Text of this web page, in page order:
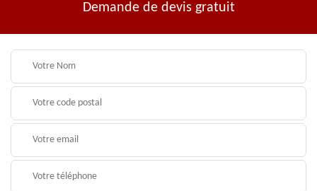
Demande de devis gratuit